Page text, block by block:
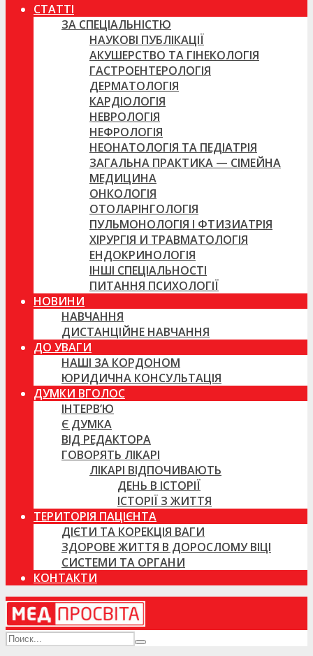
СТАТТІ
ЗА СПЕЦІАЛЬНІСТЮ
НАУКОВІ ПУБЛІКАЦІЇ
АКУШЕРСТВО ТА ГІНЕКОЛОГІЯ
ГАСТРОЕНТЕРОЛОГІЯ
ДЕРМАТОЛОГІЯ
КАРДІОЛОГІЯ
НЕВРОЛОГІЯ
НЕФРОЛОГІЯ
НЕОНАТОЛОГІЯ ТА ПЕДІАТРІЯ
ЗАГАЛЬНА ПРАКТИКА — СІМЕЙНА
МЕДИЦИНА
ОНКОЛОГІЯ
ОТОЛАРІНГОЛОГІЯ
ПУЛЬМОНОЛОГІЯ І ФТИЗИАТРІЯ
ХІРУРГІЯ И ТРАВМАТОЛОГІЯ
ЕНДОКРИНОЛОГІЯ
ІНШІ СПЕЦІАЛЬНОСТІ
ПИТАННЯ ПСИХОЛОГІЇ
НОВИНИ
НАВЧАННЯ
ДИСТАНЦІЙНЕ НАВЧАННЯ
ДО УВАГИ
НАШІ ЗА КОРДОНОМ
ЮРИДИЧНА КОНСУЛЬТАЦІЯ
ДУМКИ ВГОЛОС
ІНТЕРВ’Ю
Є ДУМКА
ВІД РЕДАКТОРА
ГОВОРЯТЬ ЛІКАРІ
ЛІКАРІ ВІДПОЧИВАЮТЬ
ДЕНЬ В ІСТОРІЇ
ІСТОРІЇ З ЖИТТЯ
ТЕРИТОРІЯ ПАЦІЄНТА
ДІЄТИ ТА КОРЕКЦІЯ ВАГИ
ЗДОРОВЕ ЖИТТЯ В ДОРОСЛОМУ ВІЦІ
СИСТЕМИ ТА ОРГАНИ
КОНТАКТИ